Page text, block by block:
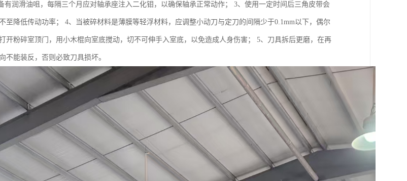
有润滑油咀，每隔三个月应对轴承座注入二化钼，以确保轴承正常动作； 3、使用一定时间后三角皮带会
至降低传动功率； 4、当被碎材料是薄膜等轻浮材料，应调整小动刀与定刀的间隔少于0.1mm以下，偶尔
开粉碎室顶门，用小木棍向室底搅动，切不可伸手入室底，以免造成人身伤害； 5、刀具拆后更磨，在再
不能装反，否则必致刀具损坏。